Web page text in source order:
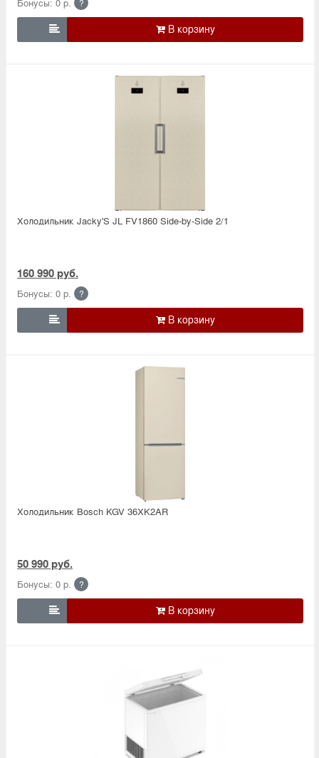

Холодильник Jacky'S JL FV1860 Side-by-Side 2/1
160 990 руб.
Бонусы: 0 р. ?

Холодильник Bosсh KGV 36XK2AR
50 990 руб.
Бонусы: 0 р. ?
